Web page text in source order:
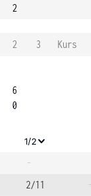
2
2 3
Kurs
6
0
1/2
-
2/11